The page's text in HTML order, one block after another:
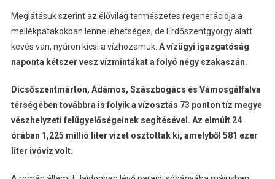
Meglátásuk szerint az élővilág természetes regenerációja a
mellékpatakokban lenne lehetséges, de Erdőszentgyörgy alatt
kevés van, nyáron kicsi a vízhozamuk. A vízügyi igazgatóság
naponta kétszer vesz vízmintákat a folyó négy szakaszán.
Dicsőszentmárton, Ádámos, Szászbogács és Vámosgálfalva
térségében továbbra is folyik a vízosztás 73 ponton tíz megye
vészhelyzeti felügyelőségeinek segítésével. Az elmúlt 24
órában 1,225 millió liter vizet osztottak ki, amelyből 581 ezer
liter ivóvíz volt.